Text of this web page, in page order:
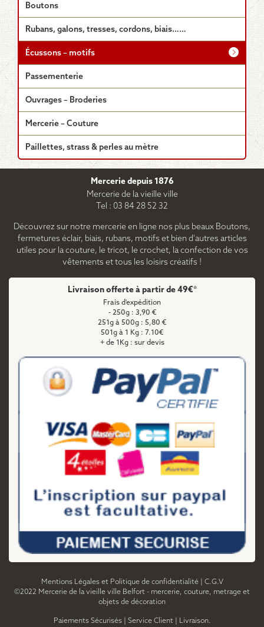
Boutons
Rubans, galons, tresses, cordons, biais……
Écussons – motifs
Passementerie
Ouvrages – Broderies
Mercerie – Couture
Paillettes, strass & perles au mètre
Mercerie depuis 1876
Mercerie de la vieille ville
Tel : 03 84 28 52 32
Découvrez sur notre mercerie en ligne nos plus beaux Boutons,
fermetures éclair, biais, rubans, motifs et bien d'autres articles
utiles pour la couture, le tricot, le crochet, la confection de vos
vêtements et tous les loisirs créatifs !
Livraison offerte à partir de 49€*
Frais d'expédition
- 250g : 3,90 €
251g à 500g : 5,80 €
501g à 1 Kg : 7.10€
+ de 1Kg : sur devis
Mentions Légales et Politique de confidentialité| C.G.V
©2022 Mercerie de la vieille ville Belfort - mercerie, couture, metrage et
objets de décoration
Paiements Sécurisés| Service Client
Livraison.